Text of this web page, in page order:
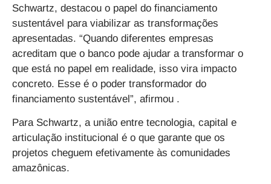
Schwartz, destacou o papel do financiamento
sustentável para viabilizar as transformações
apresentadas. “Quando diferentes empresas
acreditam que o banco pode ajudar a transformar o
que está no papel em realidade, isso vira impacto
concreto. Esse é o poder transformador do
financiamento sustentável”, afirmou .
Para Schwartz, a união entre tecnologia, capital e
articulação institucional é o que garante que os
projetos cheguem efetivamente às comunidades
amazônicas.